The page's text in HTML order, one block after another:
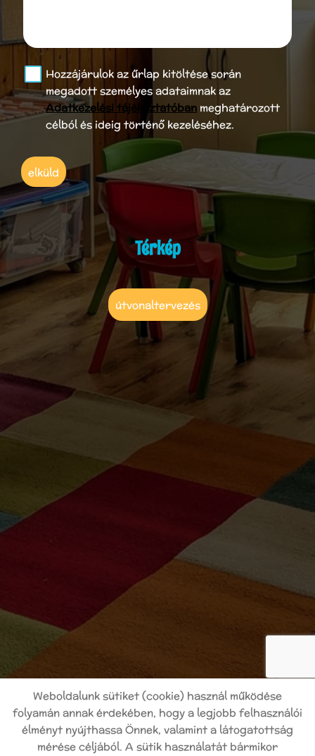
Hozzájárulok az űrlap kitöltése során
megadott személyes adataimnak az
Adatkezelési tájékoztatóban meghatározott
célból és ideig történő kezeléséhez.
elküld
Térkép
útvonaltervezés
Oldal információk
Adatkezelési tájékoztató
Impresszum
Sütik kezelése
Weboldalunk sütiket (cookie) használ működése
folyamán annak érdekében, hogy a legjobb felhasználói
élményt nyújthassa Önnek, valamint a látogatottság
mérése céljából. A sütik használatát bármikor